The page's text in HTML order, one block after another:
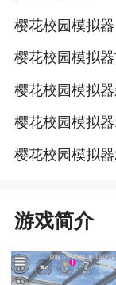
樱花校园模拟器
樱花校园模拟
樱花校园模拟
樱花校园模拟
樱花校园模拟
游戏简介